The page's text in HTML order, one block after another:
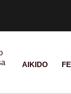
AIKIDO